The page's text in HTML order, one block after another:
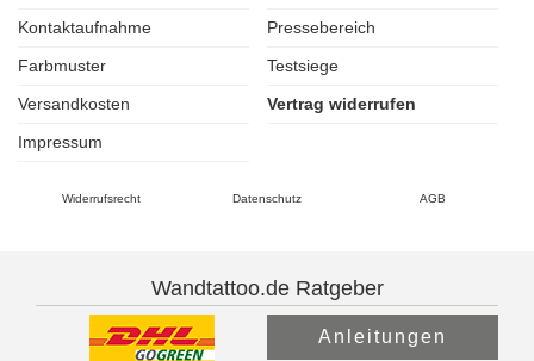
Kontaktaufnahme
Pressebereich
Farbmuster
Testsiege
Versandkosten
Vertrag widerrufen
Impressum
Widerrufsrecht Datenschutz AGB
Wandtattoo.de Ratgeber
Anleitungen